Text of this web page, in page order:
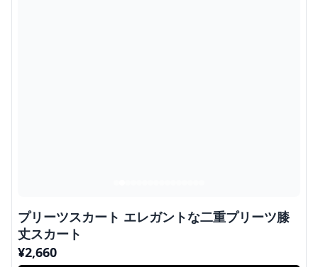
プリーツスカート エレガントな二重プリーツ膝
丈スカート
¥2,660